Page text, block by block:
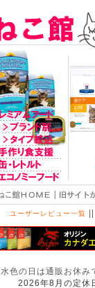
ユーザーレビュー一覧 ||
水色の日は通販お休み
2026年8月の定休